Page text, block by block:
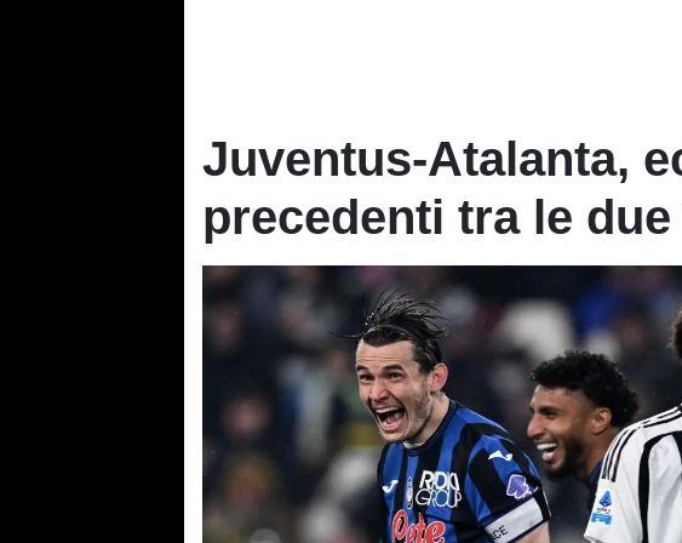
Juventus-Atalanta,
precedenti tra le